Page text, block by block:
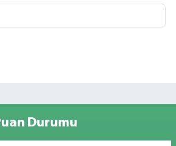
Durumu